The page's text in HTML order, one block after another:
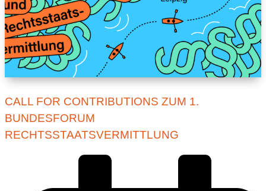
CALL FOR CONTRIBUTIONS ZUM 1.
BUNDESFORUM
RECHTSSTAATSVERMITTLUNG